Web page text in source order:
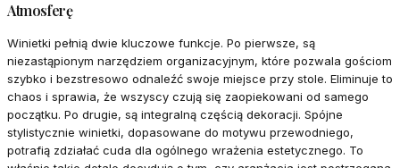
Atmosferę
Winietki pełnią dwie kluczowe funkcje. Po pierwsze, są
niezastąpionym narzędziem organizacyjnym, które pozwala gościom
szybko i bezstresowo odnaleźć swoje miejsce przy stole. Eliminuje to
chaos i sprawia, że wszyscy czują się zaopiekowani od samego
początku. Po drugie, są integralną częścią dekoracji. Spójne
stylistycznie winietki, dopasowane do motywu przewodniego,
potrafią zdziałać cuda dla ogólnego wrażenia estetycznego. To